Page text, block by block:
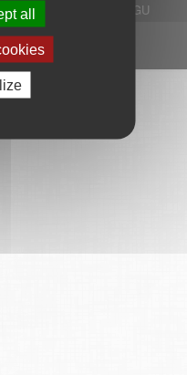
allMentions légales
CGU
Contact
par6Tzen